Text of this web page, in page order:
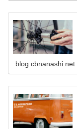
blog.cbnanashi.net